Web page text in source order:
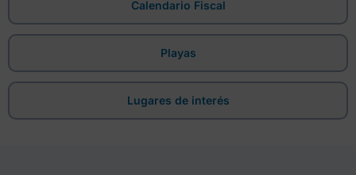
Calendario Fiscal
Playas
Lugares de interés